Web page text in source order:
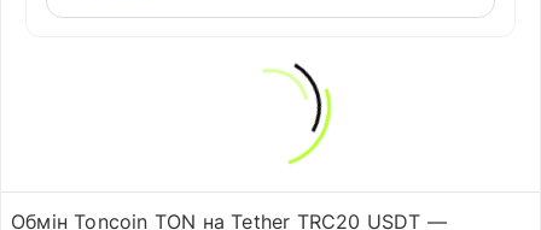
Обмін Toncoin TON на Tether TRC20 USDT —